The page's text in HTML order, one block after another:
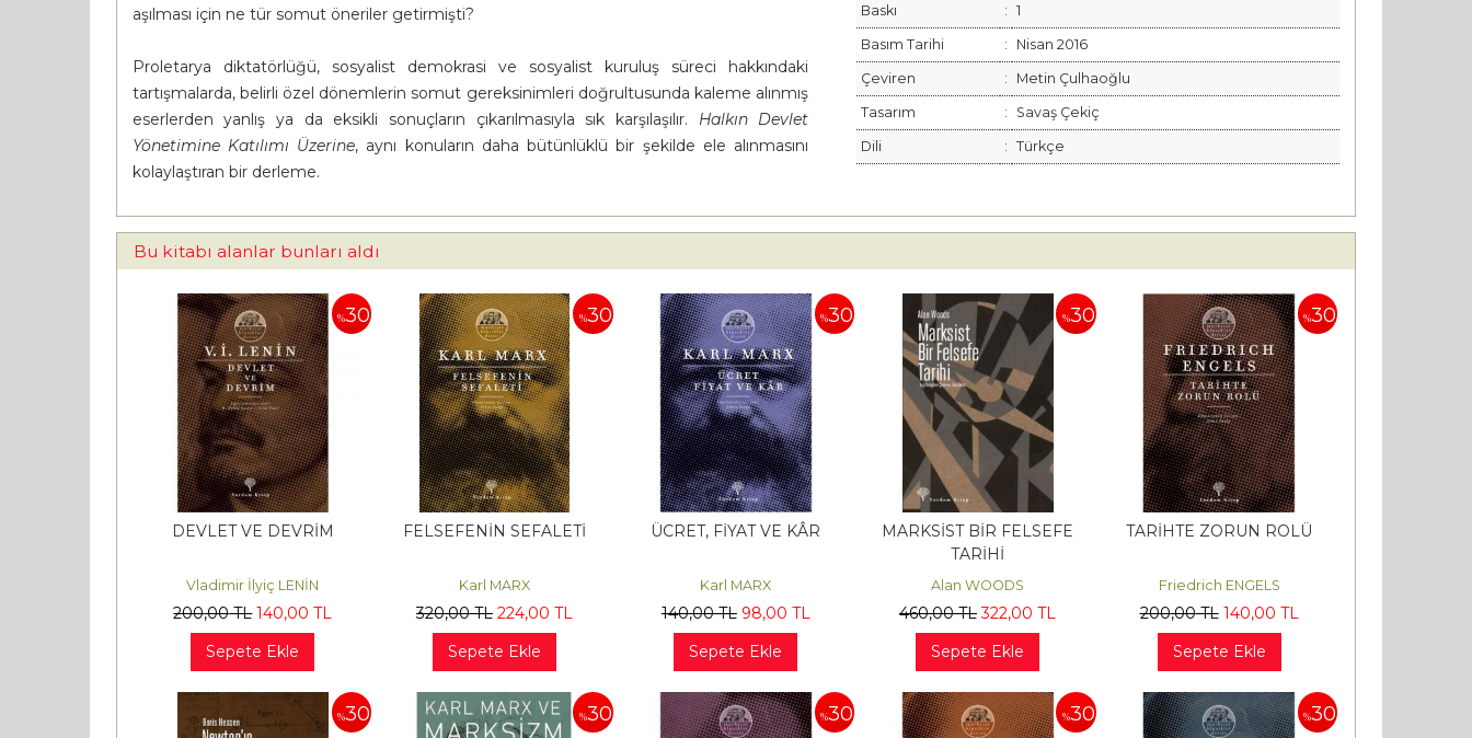
aşılması için ne tür somut öneriler getirmişti?
Proletarya diktatörlüğü, sosyalist demokrasi ve sosyalist kuruluş süreci hakkındaki
tartışmalarda, belirli özel dönemlerin somut gereksinimleri doğrultusunda kaleme alınmış
eserlerden yanlış ya da eksikli sonuçların çıkarılmasıyla sık karşılaşılır. Halkın Devlet
Yönetimine Katılımı Üzerine, aynı konuların daha bütünlüklü bir şekilde ele alınmasını
kolaylaştıran bir derleme.
Baskı : 1
Basım Tarihi : Nisan 2016
Çeviren : Metin Çulhaoğlu
Tasarım : Savaş Çekiç
Dili : Türkçe
Bu kitabı alanlar bunları aldı
%30
DEVLET VE DEVRİM
Vladimir İlyiç LENİN
200,00TL 140,00 TL
Sepete Ekle
%30
FELSEFENİN SEFALETİ
Karl MARX
320,00TL 224,00 TL
Sepete Ekle
%30
ÜCRET, FİYAT VE KÂR
Karl MARX
140,00TL 98,00 TL
Sepete Ekle
%30
MARKSİST BİR FELSEFE
TARİHİ
Alan WOODS
460,00TL 322,00 TL
Sepete Ekle
%30
TARİHTE ZORUN ROLÜ
Friedrich ENGELS
200,00TL 140,00 TL
Sepete Ekle
%30 %30 %30 %30 %30